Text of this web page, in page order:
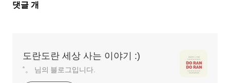
댓
댓글 개
도란도란 세상 사는 이야기 :)
˚。 님의 블로그입니다.